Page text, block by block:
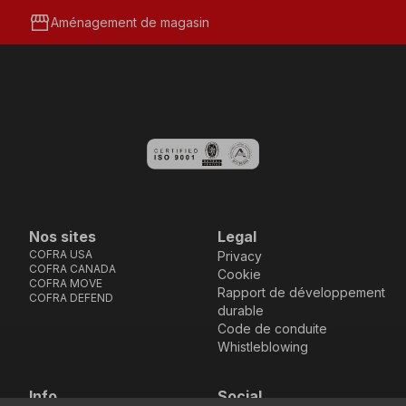
storefrontAménagement de magasin
Nos sites
COFRA USA
COFRA CANADA
COFRA MOVE
COFRA DEFEND
Legal
Privacy
Cookie
Rapport de développement
durable
Code de conduite
Whistleblowing
Info Social